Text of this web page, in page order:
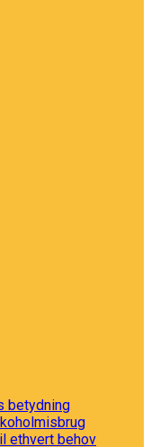
betydning
ethvert behov